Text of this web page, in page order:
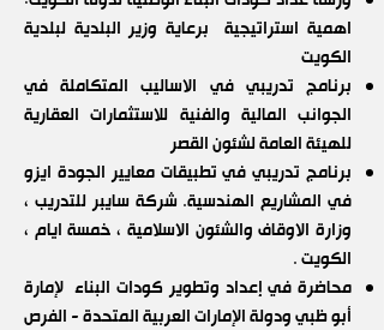
اهمية استراتيجية برعاية وزير البلدية لبلدية
الكويت
برنامج تدريبي في الاساليب المتكاملة في
الجوانب المالية والفنية للاستثمارات العقارية
للهيئة العامة لشئون القصر
برنامج تدريبي في تطبيقات معايير الجودة ايزو
في المشاريع الهندسية. شركة سايبر للتدريب ،
وزارة الاوقاف والشئون الاسلامية ، خمسة ايام ،
الكويت .
محاضرة في إعداد وتطوير كودات البناء لإمارة
أبو ظبي ودولة الإمارات العربية المتحدة - الفرص